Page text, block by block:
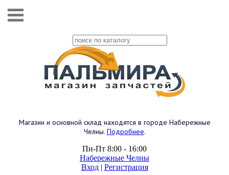
Магазин и основной склад находятся в городе Набережные
Челны. Подробнее.
Пн-Пт 8:00 - 16:00
Набережные Челны
Вход| Регистрация